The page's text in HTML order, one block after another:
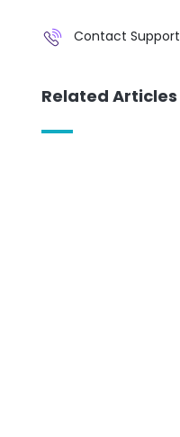
Contact Support
Related Articles